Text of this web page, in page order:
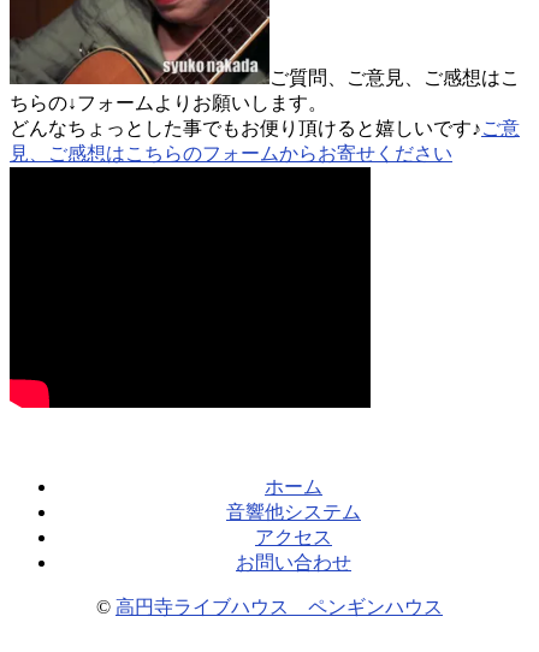
ご質問、ご意見、ご感想はこ
ちらの↓フォームよりお願いします。
どんなちょっとした事でもお便り頂けると嬉しいです♪ご意
見、ご感想はこちらのフォームからお寄せください
ホーム
音響他システム
アクセス
お問い合わせ
© 高円寺ライブハウス ペンギンハウス